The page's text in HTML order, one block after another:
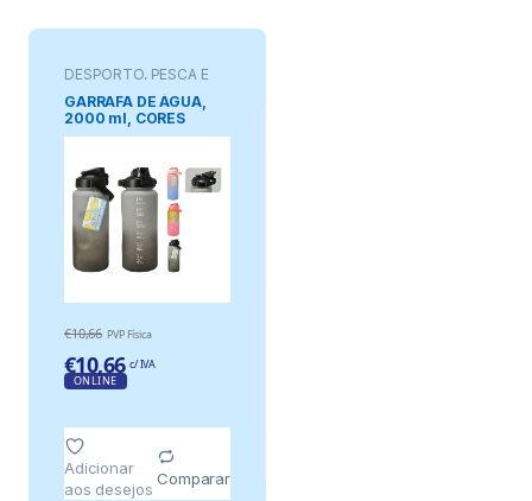
DESPORTO, PESCA E
JOGOS
GARRAFA DE ÁGUA,
2000 ml, CORES
SORTIDAS
€10,66 PVP Física
€10,66 c/ IVA
ONLINE
Adicionar
aos desejos
Comparar